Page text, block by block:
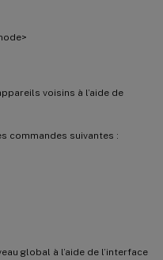
voisins à l’aide de
commandes suivantes :
global à l’aide de l’interface